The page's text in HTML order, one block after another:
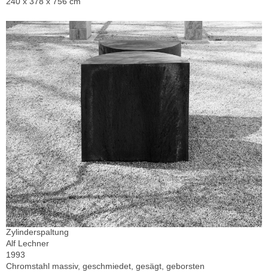
Zylinderspaltung
Alf Lechner
1993
Chromstahl massiv, geschmiedet, gesägt, geborsten